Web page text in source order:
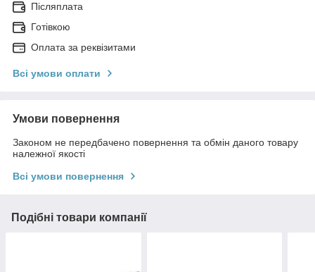
Післяплата
Готівкою
Оплата за реквізитами
Всі умови оплати
Умови повернення
Законом не передбачено повернення та обмін даного товару
належної якості
Всі умови повернення
Подібні товари компанії